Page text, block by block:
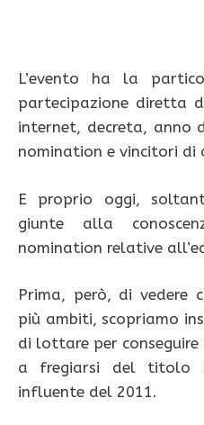
L’evento ha la
partecipazione diretta
internet, decreta, anno
nomination e vincitori di
E proprio oggi,
giunte alla
nomination relative
Prima, però, di vedere
più ambiti, scopriamo
di lottare per
a fregiarsi del titolo
influente del 2011.